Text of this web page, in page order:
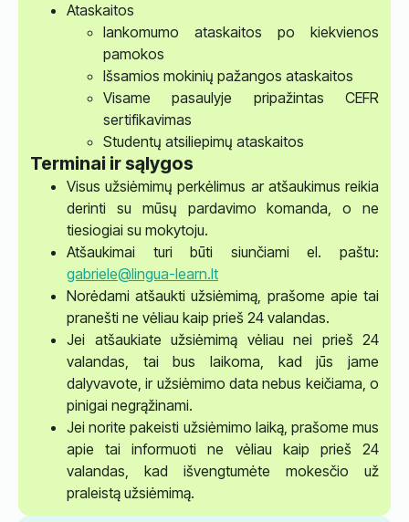
Ataskaitos
lankomumo ataskaitos po kiekvienos
pamokos
Išsamios mokinių pažangos ataskaitos
Visame pasaulyje pripažintas CEFR
sertifikavimas
Studentų atsiliepimų ataskaitos
Terminai ir sąlygos
Visus užsiėmimų perkėlimus ar atšaukimus reikia
derinti su mūsų pardavimo komanda, o ne
tiesiogiai su mokytoju.
Atšaukimai turi būti siunčiami el. paštu:
gabriele@lingua-learn.lt
Norėdami atšaukti užsiėmimą, prašome apie tai
pranešti ne vėliau kaip prieš 24 valandas.
Jei atšaukiate užsiėmimą vėliau nei prieš 24
valandas, tai bus laikoma, kad jūs jame
dalyvavote, ir užsiėmimo data nebus keičiama, o
pinigai negrąžinami.
Jei norite pakeisti užsiėmimo laiką, prašome mus
apie tai informuoti ne vėliau kaip prieš 24
valandas, kad išvengtumėte mokesčio už
praleistą užsiėmimą.